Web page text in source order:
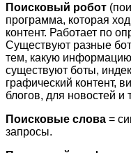
Поисковый робот
программа, которая
контент. Работает по
Существуют разные
тем, какую
существуют боты,
графический контент,
блогов, для новостей и
Поисковые слова =
запросы.